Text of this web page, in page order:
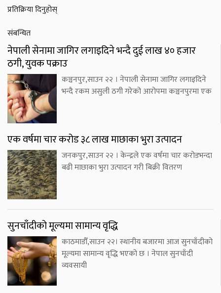
प्रतिक्रिया दिनुहोस्
संबन्धित
नेपाली सेनामा जागिर लगाइदिने भन्दै दुई लाख ४० हजार
ठगी, युवक पक्राउ
कञ्चनपुर,साउन २२ । नेपाली सेनामा जागिर लगाइदिने
भन्दै रकम असुली ठगी गरेको आरोपमा कञ्चनपुरमा एक
एक वर्षमा चार करोड ३८ लाख माछाका भुरा उत्पादन
जनकपुर,साउन २२ । केन्द्रले एक वर्षमा चार करोडभन्दा
बढी माछाका भुरा उत्पादन गरी बिक्री वितरण
सुनचाँदीको मूल्यमा सामान्य वृद्धि
काठमाडौँ,साउन २२। स्थानीय बजारमा आज सुनचाँदीको
मूल्यमा सामान्य वृद्धि भएको छ । नेपाल सुनचाँदी
व्यवसायी